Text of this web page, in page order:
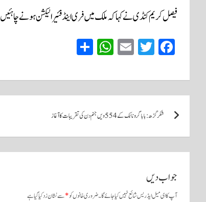
فیصل کریم کنڈی نے کہا کہ ملک میں فری اینڈ فئیر الیکشن ہونے
Fa
ce
bo
ok
T
wi
tte
r
E
m
ail
W
ha
ts
A
pp
re
پوسٹوں
نیویگیشن
شکر گڑھ: بابا گرو نانک کے 554 ویں جنم دن کی تقریبات کا آغاز
جواب دیں
آپ کا ای میل ایڈریس شائع نہیں کیا جائے گا۔ضروری خانوں کو*سے نشان زد کیا گیا ہے